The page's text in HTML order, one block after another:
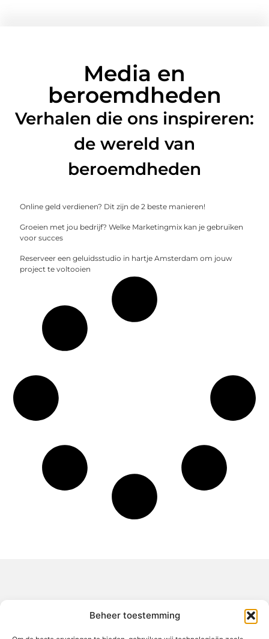
Beheer toestemming
Media en
beroemdheden
Verhalen die ons inspireren:
de wereld van
beroemdheden
Online geld verdienen? Dit zijn de 2 beste manieren!
Groeien met jou bedrijf? Welke Marketingmix kan je gebruiken
voor succes
Reserveer een geluidsstudio in hartje Amsterdam om jouw
project te voltooien
Jouw gids voor inspiratie en tips uit het dagelijks leven.
Ontdek een brede verzameling blogs en artikelen die je helpen
om het meeste uit elke dag te halen, met praktische adviezen